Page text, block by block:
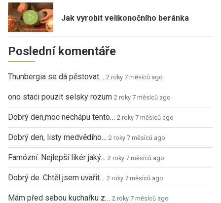
Jak vyrobit velikonočního beránka
Poslední komentáře
Thunbergia se dá pěstovat… 2 roky 7 měsíců ago
ono staci pouzit selsky rozum 2 roky 7 měsíců ago
Dobrý den,moc nechápu tento… 2 roky 7 měsíců ago
Dobrý den, listy medvědího… 2 roky 7 měsíců ago
Famózní. Nejlepší likér jaký… 2 roky 7 měsíců ago
Dobrý de. Chtěl jsem uvařit… 2 roky 7 měsíců ago
Mám před sebou kuchařku z… 2 roky 7 měsíců ago